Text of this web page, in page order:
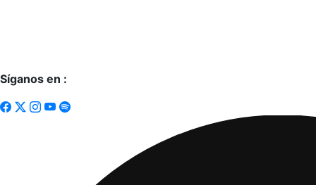
Síganos en :